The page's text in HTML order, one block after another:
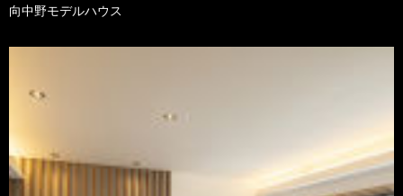
向中野モデルハウス